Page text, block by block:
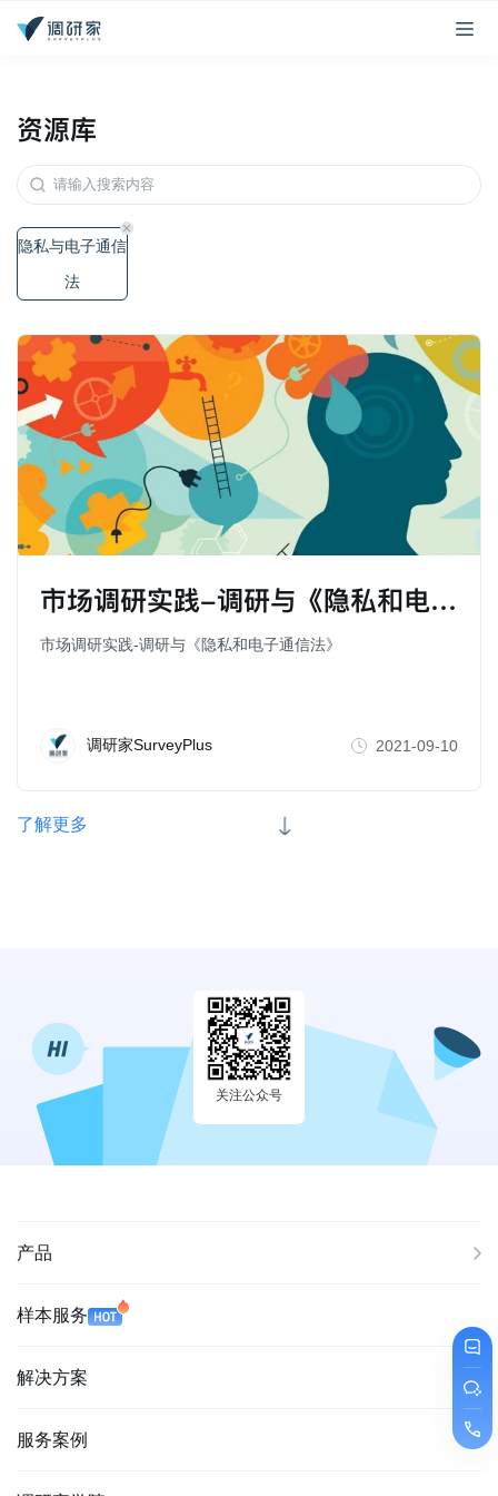
资源库
隐私与电子通信
法
市场调研实践-调研与《隐私和电子通信法》
市场调研实践-调研与《隐私和电子通信法》
调研家SurveyPlus 2021-09-10
了解更多
关注公众号
产品
样本服务
解决方案
服务案例